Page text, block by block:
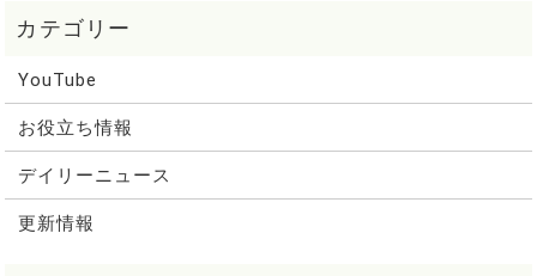
YouTube
お役立ち情報
デイリーニュース
更新情報